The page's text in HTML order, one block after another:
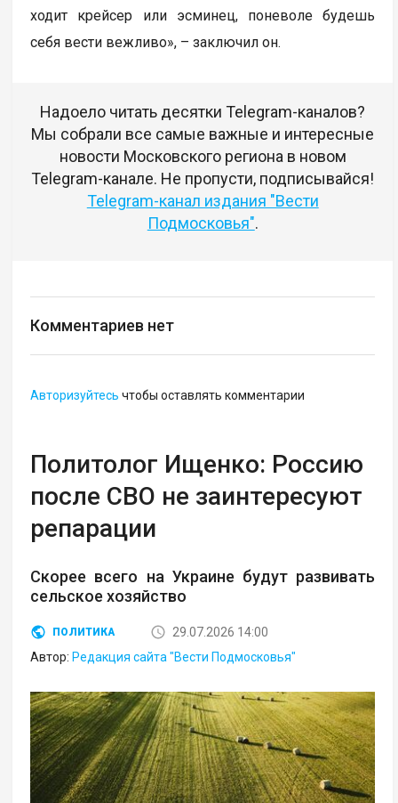
ходит крейсер или эсминец, поневоле будешь
себя вести вежливо», – заключил он.
Надоело читать десятки Telegram-каналов?
Мы собрали все самые важные и интересные
новости Московского региона в новом
Telegram-канале. Не пропусти, подписывайся!
Telegram-канал издания "Вести
Подмосковья".
Комментариев нет
Авторизуйтесь чтобы оставлять комментарии
Политолог Ищенко: Россию
после СВО не заинтересуют
репарации
Скорее всего на Украине будут развивать
сельское хозяйство
ПОЛИТИКА
29.07.2026 14:00
Автор: Редакция сайта "Вести Подмосковья"